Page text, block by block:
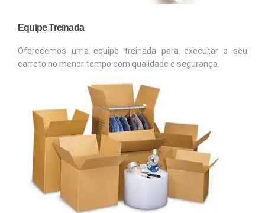
Equipe Treinada
Oferecemos uma equipe treinada para executar o seu
carreto no menor tempo com qualidade e segurança.